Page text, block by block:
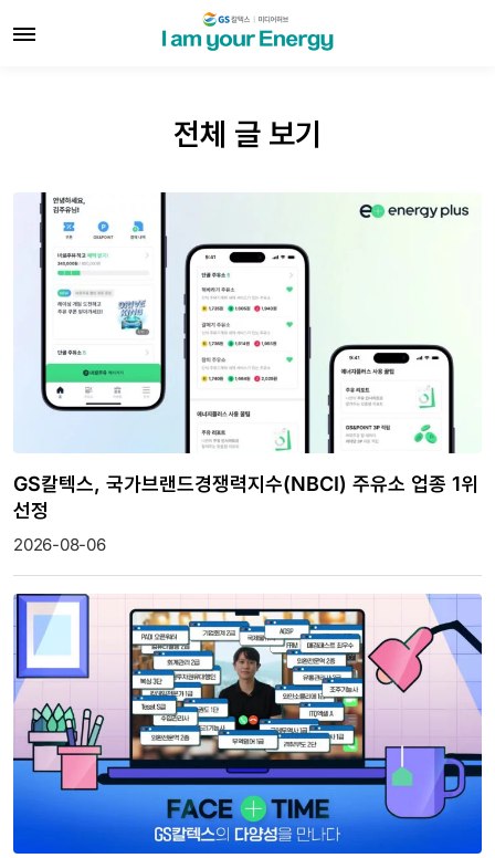
전체 글 보기
GS칼텍스, 국가브랜드경쟁력지수(NBCI) 주유소 업종 1위
선정
2026-08-06